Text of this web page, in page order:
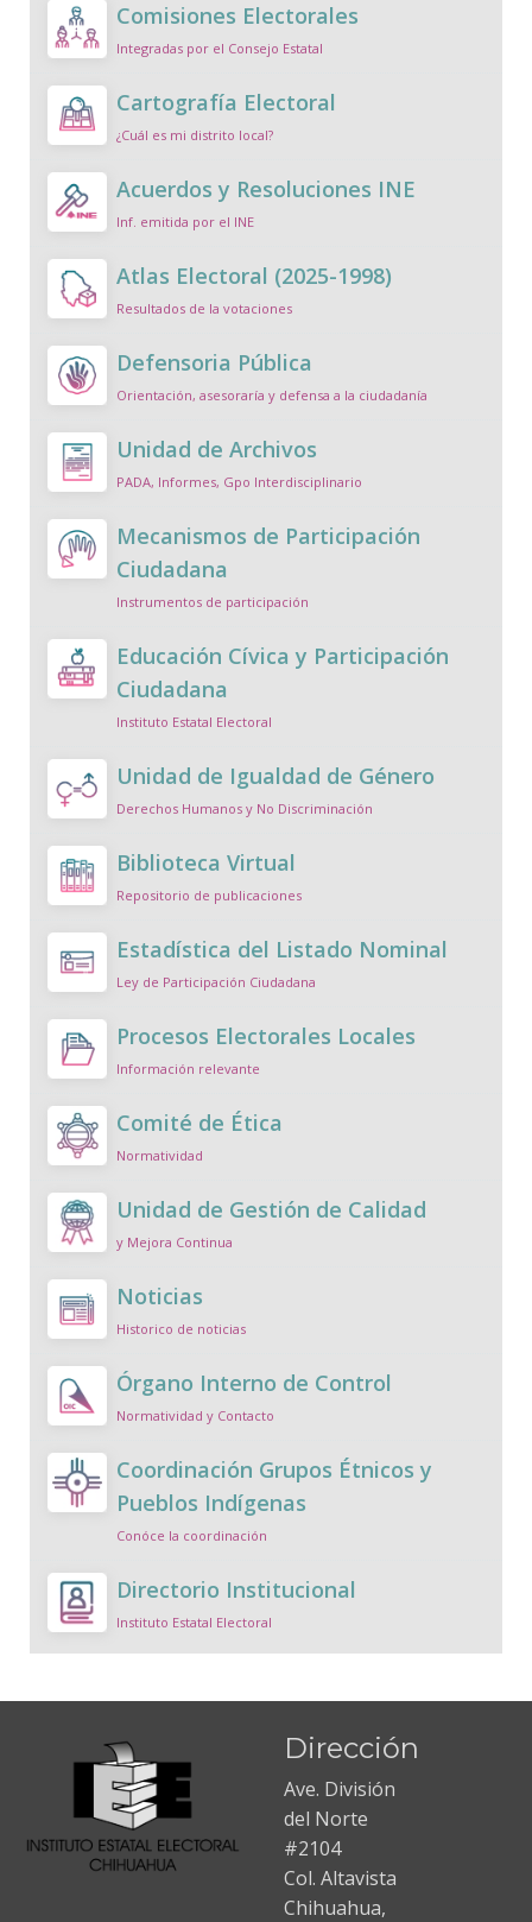
Comisiones Electorales
Integradas por el Consejo Estatal
Cartografía Electoral
¿Cuál es mi distrito local?
Acuerdos y Resoluciones INE
Inf. emitida por el INE
Atlas Electoral (2025-1998)
Resultados de la votaciones
Defensoria Pública
Orientación, asesoraría y defensa a la ciudadanía
Unidad de Archivos
PADA, Informes, Gpo Interdisciplinario
Mecanismos de Participación
Ciudadana
Instrumentos de participación
Educación Cívica y Participación
Ciudadana
Instituto Estatal Electoral
Unidad de Igualdad de Género
Derechos Humanos y No Discriminación
Biblioteca Virtual
Repositorio de publicaciones
Estadística del Listado Nominal
Ley de Participación Ciudadana
Procesos Electorales Locales
Información relevante
Comité de Ética
Normatividad
Unidad de Gestión de Calidad
y Mejora Continua
Noticias
Historico de noticias
Órgano Interno de Control
Normatividad y Contacto
Coordinación Grupos Étnicos y
Pueblos Indígenas
Conóce la coordinación
Directorio Institucional
Instituto Estatal Electoral
Dirección
Ave. División
del Norte
#2104
Col. Altavista
Chihuahua,